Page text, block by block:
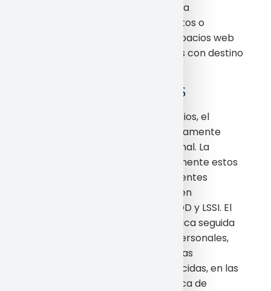
La empresa no puede controlar la
información, contenidos, productos o
servicios facilitados por otros Espacios web
que tengan establecidos enlaces con destino
8. PROTECCIÓN DE DATOS
Para utilizar algunos de los Servicios, el
Usuario debe proporcionar previamente
ciertos datos de carácter personal. La
empresa tratará automatizadamente estos
datos y aplicará las correspondientes
medidas de seguridad, todo ello en
cumplimiento del RGPD, LOPDGDD y LSSI. El
Usuario puede acceder a la política seguida
en el tratamiento de los datos personales,
así como el establecimiento de las
finalidades previamente establecidas, en las
condiciones definidas en la Política de